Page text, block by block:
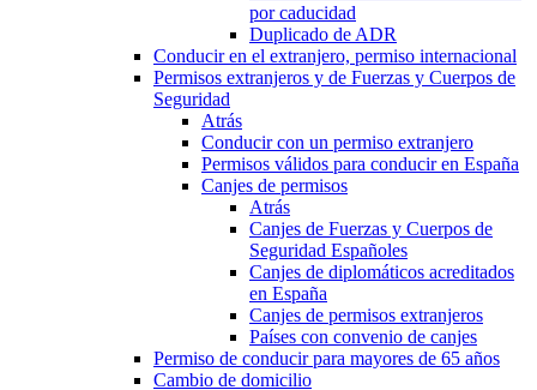
por caducidad
Duplicado de ADR
Conducir en el extranjero, permiso internacional
Permisos extranjeros y de Fuerzas y Cuerpos de
Seguridad
Atrás
Conducir con un permiso extranjero
Permisos válidos para conducir en España
Canjes de permisos
Atrás
Canjes de Fuerzas y Cuerpos de
Seguridad Españoles
Canjes de diplomáticos acreditados
en España
Canjes de permisos extranjeros
Países con convenio de canjes
Permiso de conducir para mayores de 65 años
Cambio de domicilio